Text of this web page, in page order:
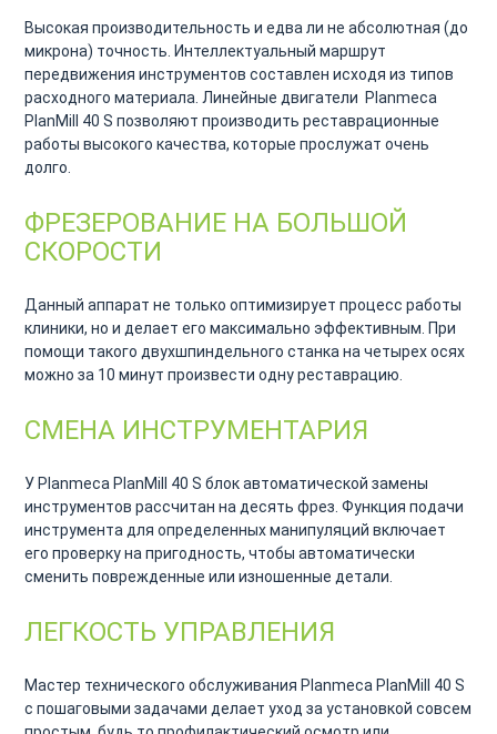
Высокая производительность и едва ли не абсолютная (до
микрона) точность. Интеллектуальный маршрут
передвижения инструментов составлен исходя из типов
расходного материала. Линейные двигатели Planmeca
PlanMill 40 S позволяют производить реставрационные
работы высокого качества, которые прослужат очень
долго.
ФРЕЗЕРОВАНИЕ НА БОЛЬШОЙ
СКОРОСТИ
Данный аппарат не только оптимизирует процесс работы
клиники, но и делает его максимально эффективным. При
помощи такого двухшпиндельного станка на четырех осях
можно за 10 минут произвести одну реставрацию.
СМЕНА ИНСТРУМЕНТАРИЯ
У Planmeca PlanMill 40 S блок автоматической замены
инструментов рассчитан на десять фрез. Функция подачи
инструмента для определенных манипуляций включает
его проверку на пригодность, чтобы автоматически
сменить поврежденные или изношенные детали.
ЛЕГКОСТЬ УПРАВЛЕНИЯ
Мастер технического обслуживания Planmeca PlanMill 40 S
с пошаговыми задачами делает уход за установкой совсем